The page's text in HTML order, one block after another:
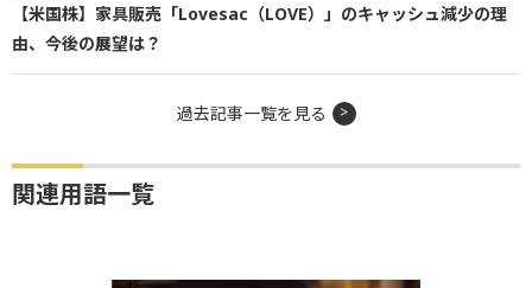
【米国株】家具販売「Lovesac（LOVE）」のキャッシュ減少の理
由、今後の展望は？
過去記事一覧を見る
関連用語一覧